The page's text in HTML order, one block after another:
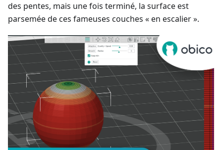
des pentes, mais une fois terminé, la surface est
parsemée de ces fameuses couches « en escalier ».